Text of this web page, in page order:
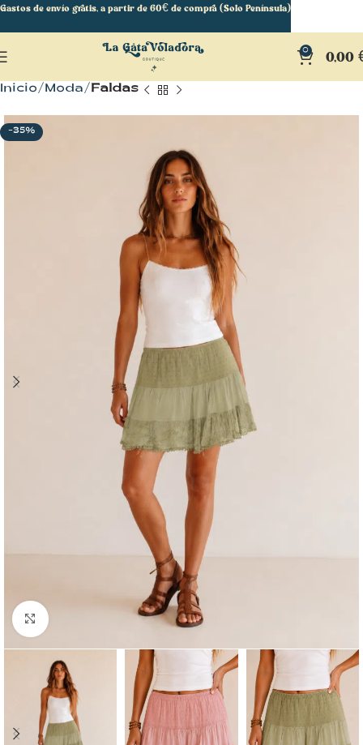
0 0,00
Inicio Moda Faldas
-35%
Click to enlarge
Gastos de envío gratis, a partir de 60€ de compra (Solo Península)